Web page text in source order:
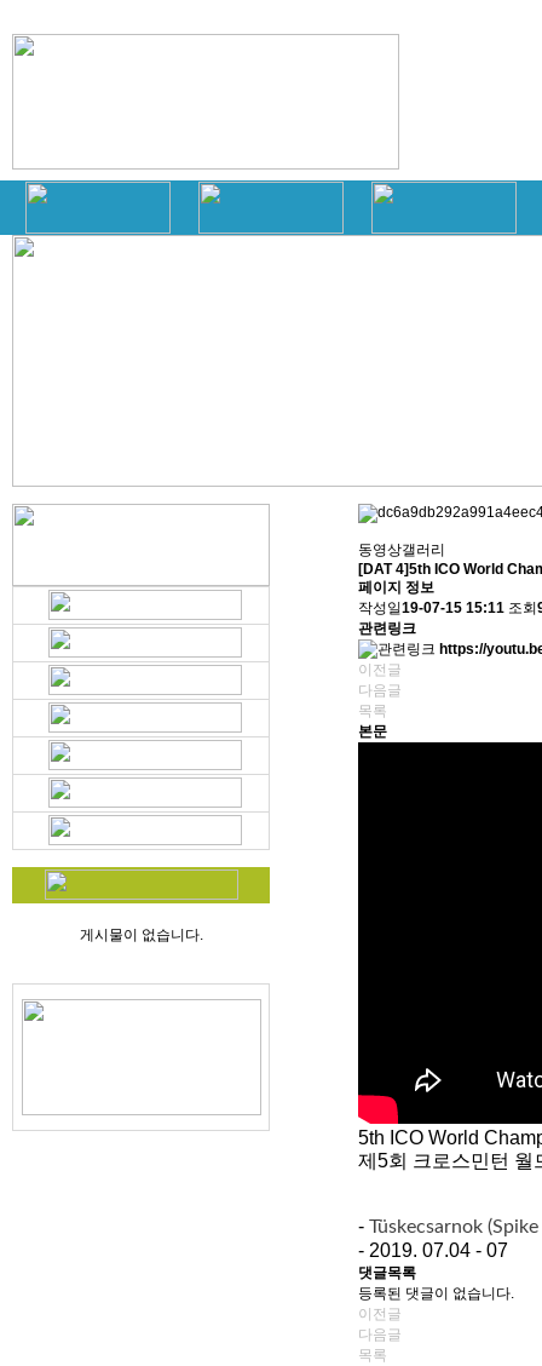
게시물이 없습니다.
동영상갤러리
[DAT 4]5th ICO World
페이지 정보
작성일19-07-15 15:11 조회
관련링크
https://
이전글
다음글
목록
본문
5th ICO World
제5회 크로스민턴 월
- Tüskecsarnok
- 2019. 07.04 - 07
댓글목록
등록된 댓글이 없습니다.
이전글
다음글
목록